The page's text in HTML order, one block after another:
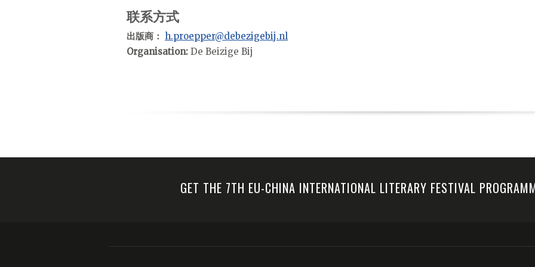
联系方式
出版商： h.proepper@debezigebij.nl
Organisation: De Beizige Bij
GET THE 7TH EU-CHINA INTERNATIONAL LITERARY FESTIVAL